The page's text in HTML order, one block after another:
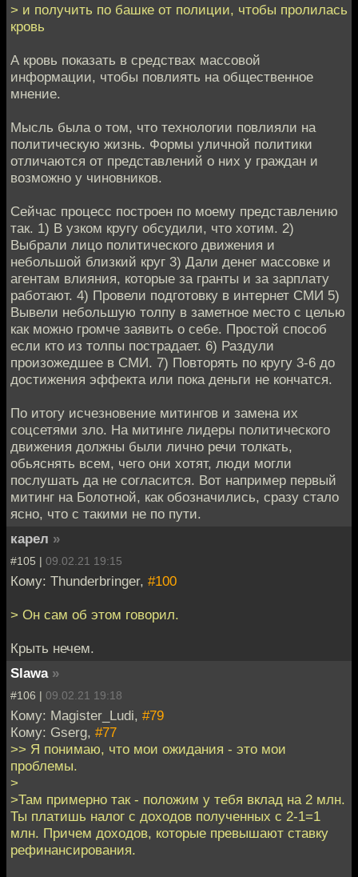
> и получить по башке от полиции, чтобы пролилась
кровь
А кровь показать в средствах массовой
информации, чтобы повлиять на общественное
мнение.
Мысль была о том, что технологии повлияли на
политическую жизнь. Формы уличной политики
отличаются от представлений о них у граждан и
возможно у чиновников.
Сейчас процесс построен по моему представлению
так. 1) В узком кругу обсудили, что хотим. 2)
Выбрали лицо политического движения и
небольшой близкий круг 3) Дали денег массовке и
агентам влияния, которые за гранты и за зарплату
работают. 4) Провели подготовку в интернет СМИ 5)
Вывели небольшую толпу в заметное место с целью
как можно громче заявить о себе. Простой способ
если кто из толпы пострадает. 6) Раздули
произожедшее в СМИ. 7) Повторять по кругу 3-6 до
достижения эффекта или пока деньги не кончатся.
По итогу исчезновение митингов и замена их
соцсетями зло. На митинге лидеры политического
движения должны были лично речи толкать,
обьяснять всем, чего они хотят, люди могли
послушать да не согласится. Вот например первый
митинг на Болотной, как обозначились, сразу стало
ясно, что с такими не по пути.
карел »
#105 | 09.02.21 19:15
Кому: Thunderbringer, #100
> Он сам об этом говорил.
Крыть нечем.
Slawa »
#106 | 09.02.21 19:18
Кому: Magister_Ludi, #79
Кому: Gserg, #77
>> Я понимаю, что мои ожидания - это мои
проблемы.
>
>Там примерно так - положим у тебя вклад на 2 млн.
Ты платишь налог с доходов полученных с 2-1=1
млн. Причем доходов, которые превышают ставку
рефинансирования.